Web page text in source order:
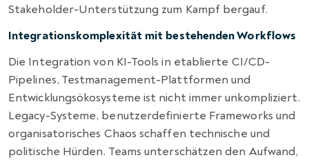
Stakeholder-Unterstützung zum Kampf bergauf.
Integrationskomplexität mit bestehenden Workflows
Die Integration von KI-Tools in etablierte CI/CD-
Pipelines, Testmanagement-Plattformen und
Entwicklungsökosysteme ist nicht immer unkompliziert.
Legacy-Systeme, benutzerdefinierte Frameworks und
organisatorisches Chaos schaffen technische und
politische Hürden. Teams unterschätzen den Aufwand,